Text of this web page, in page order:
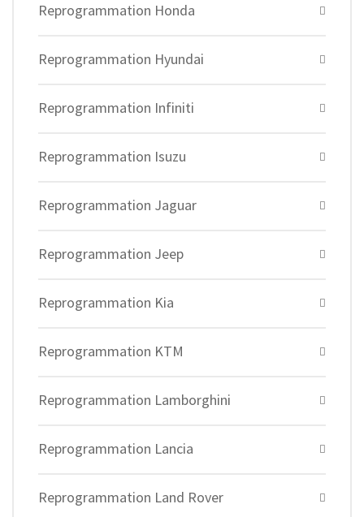
Reprogrammation Honda
Reprogrammation Hyundai
Reprogrammation Infiniti
Reprogrammation Isuzu
Reprogrammation Jaguar
Reprogrammation Jeep
Reprogrammation Kia
Reprogrammation KTM
Reprogrammation Lamborghini
Reprogrammation Lancia
Reprogrammation Land Rover